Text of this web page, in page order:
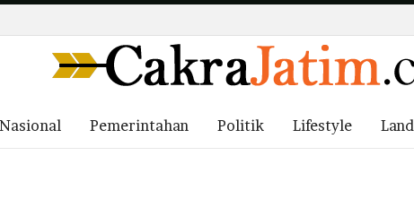
Nasional Pemerintahan Politik Lifestyle